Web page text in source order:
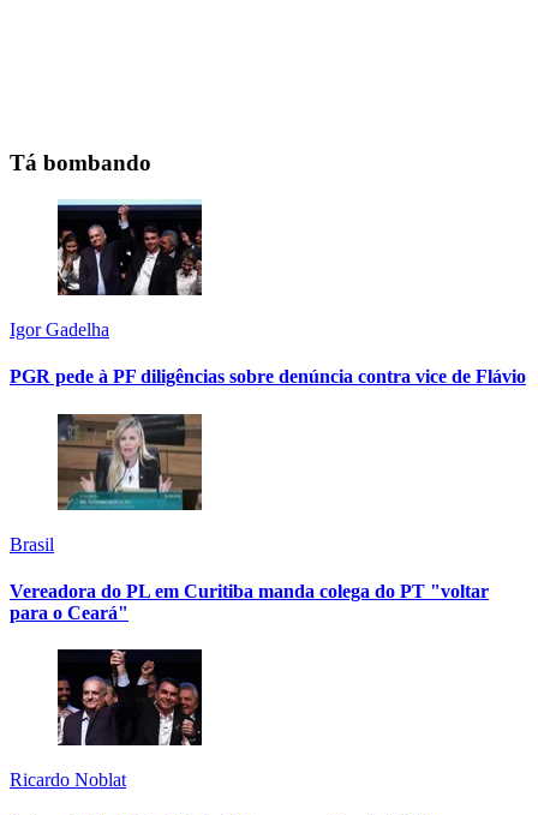
Tá bombando
Igor Gadelha
PGR pede à PF diligências sobre denúncia contra vice de Flávio
Brasil
Vereadora do PL em Curitiba manda colega do PT "voltar
para o Ceará"
Ricardo Noblat